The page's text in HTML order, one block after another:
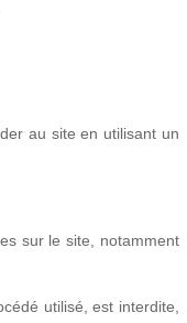
au site en utilisant un
sur le site, notamment
utilisé, est interdite,